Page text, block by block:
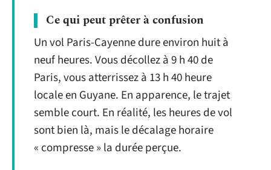
Ce qui peut prêter à confusion
Un vol Paris-Cayenne dure environ huit à
neuf heures. Vous décollez à 9 h 40 de
Paris, vous atterrissez à 13 h 40 heure
locale en Guyane. En apparence, le trajet
semble court. En réalité, les heures de vol
sont bien là, mais le décalage horaire
« compresse » la durée perçue.